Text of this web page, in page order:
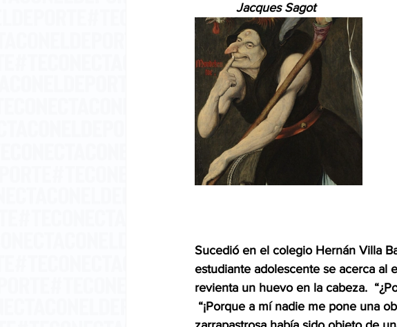
Jacques Sagot
Sucedió en el colegio Hernán Villa
estudiante adolescente se acerca al
revienta un huevo en la cabeza.
“¡Porque a mí nadie me pone una